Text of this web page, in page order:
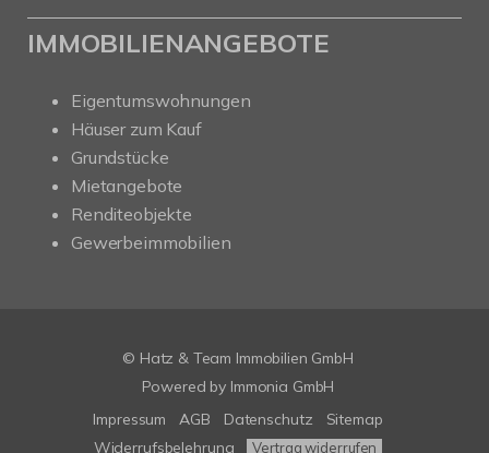
IMMOBILIENANGEBOTE
Eigentumswohnungen
Häuser zum Kauf
Grundstücke
Mietangebote
Renditeobjekte
Gewerbeimmobilien
© Hatz & Team Immobilien GmbH
Powered by Immonia GmbH
Impressum
AGB Datenschutz
Sitemap
Widerrufsbelehrung
Vertrag widerrufen